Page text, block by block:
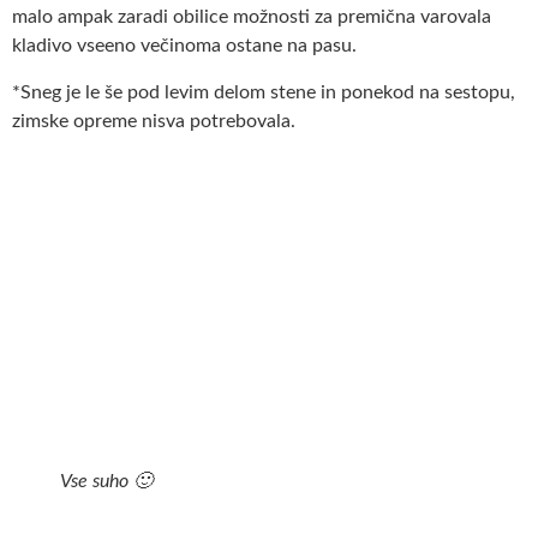
malo ampak zaradi obilice možnosti za premična varovala
kladivo vseeno večinoma ostane na pasu.
*Sneg je le še pod levim delom stene in ponekod na sestopu,
zimske opreme nisva potrebovala.
Vse suho 🙂